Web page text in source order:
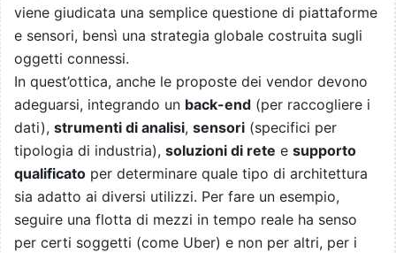
viene giudicata una semplice questione di piattaforme
e sensori, bensì una strategia globale costruita sugli
oggetti connessi.
In quest’ottica, anche le proposte dei vendor devono
adeguarsi, integrando un back-end (per raccogliere i
dati), strumenti di analisi, sensori (specifici per
tipologia di industria), soluzioni di rete e supporto
qualificato per determinare quale tipo di architettura
sia adatto ai diversi utilizzi. Per fare un esempio,
seguire una flotta di mezzi in tempo reale ha senso
per certi soggetti (come Uber) e non per altri, per i